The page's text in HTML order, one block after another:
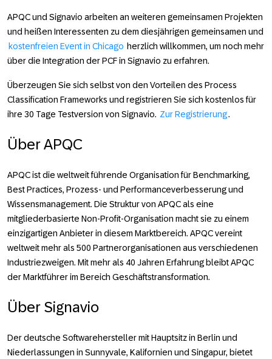
APQC und Signavio arbeiten an weiteren gemeinsamen Projekten
und heißen Interessenten zu dem diesjährigen gemeinsamen und
kostenfreien Event in Chicago herzlich willkommen, um noch mehr
über die Integration der PCF in Signavio zu erfahren.
Überzeugen Sie sich selbst von den Vorteilen des Process
Classification Frameworks und registrieren Sie sich kostenlos für
ihre 30 Tage Testversion von Signavio. Zur Registrierung.
Über APQC
APQC ist die weltweit führende Organisation für Benchmarking,
Best Practices, Prozess- und Performanceverbesserung und
Wissensmanagement. Die Struktur von APQC als eine
mitgliederbasierte Non-Profit-Organisation macht sie zu einem
einzigartigen Anbieter in diesem Marktbereich. APQC vereint
weltweit mehr als 500 Partnerorganisationen aus verschiedenen
Industriezweigen. Mit mehr als 40 Jahren Erfahrung bleibt APQC
der Marktführer im Bereich Geschäftstransformation.
Über Signavio
Der deutsche Softwarehersteller mit Hauptsitz in Berlin und
Niederlassungen in Sunnyvale, Kalifornien und Singapur, bietet